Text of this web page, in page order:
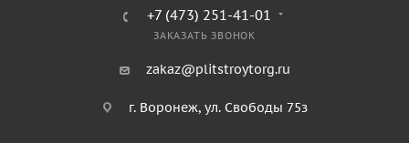
+7 (473) 251-41-01
ЗАКАЗАТЬ ЗВОНОК
zakaz@plitstroytorg.ru
г. Воронеж, ул. Свободы 75з